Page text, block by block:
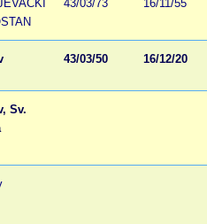
43/03/73 16/11/55
43/03/50 16/12/20
Sv.